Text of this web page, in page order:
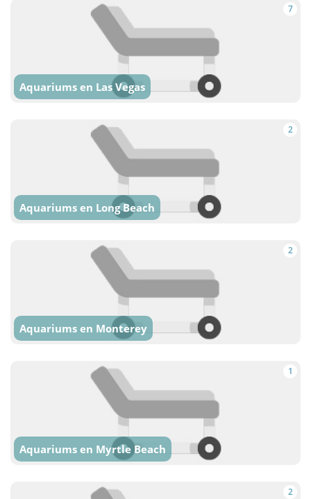
7
Aquariums en Las Vegas
2
Aquariums en Long Beach
2
Aquariums en Monterey
1
Aquariums en Myrtle Beach
2